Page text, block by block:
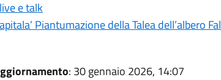
e talk
Piantumazione della Talea dell’albero
: 30 gennaio 2026, 14:07